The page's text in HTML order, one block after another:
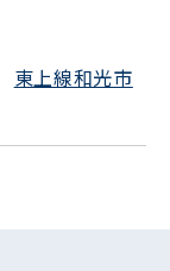
東上線和光市